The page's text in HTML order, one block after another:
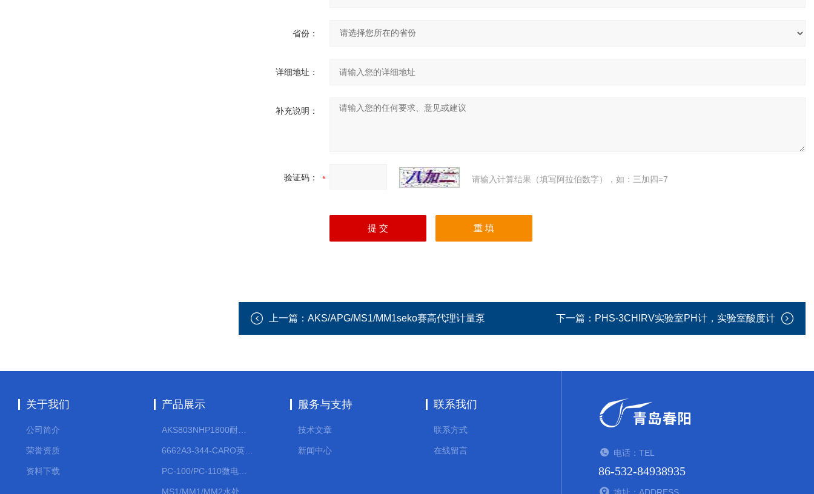
省份：
详细地址：
补充说明：
验证码： 请输入计算结果（填写阿拉伯数字），如：三加四=7
上一篇： AKS/APG/MS1/MM1seko赛高代理计量泵 下一篇： PHS-3CHIRV实验室PH计，实验室酸度计
关于我们
公司简介
荣誉资质
资料下载
产品展示 服务与支持
技术文章
新闻中心
联系我们
联系方式
在线留言 电话：TEL
86-532-84938935